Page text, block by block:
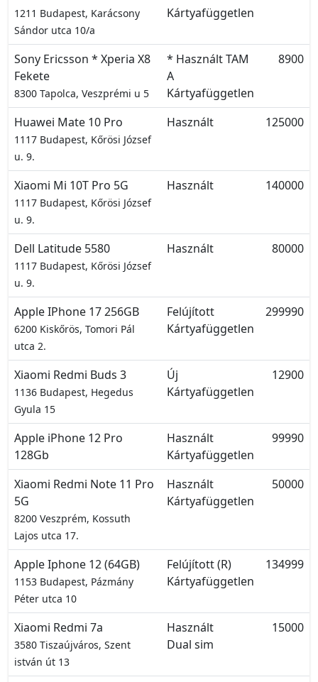
1211 Budapest, Karácsony
Sándor utca 10/a
Kártyafüggetlen
Sony Ericsson * Xperia X8
Fekete
8300 Tapolca, Veszprémi u 5
* Használt TAM
A
Kártyafüggetlen
8900
Huawei Mate 10 Pro
1117 Budapest, Kőrösi József
u. 9.
Használt 125000
Xiaomi Mi 10T Pro 5G
1117 Budapest, Kőrösi József
u. 9.
Használt 140000
Dell Latitude 5580
1117 Budapest, Kőrösi József
u. 9.
Használt 80000
Apple IPhone 17 256GB
6200 Kiskőrös, Tomori Pál
utca 2.
Felújított
Kártyafüggetlen
299990
Xiaomi Redmi Buds 3
1136 Budapest, Hegedus
Gyula 15
Új
Kártyafüggetlen
12900
Apple iPhone 12 Pro
128Gb
Használt
Kártyafüggetlen
99990
Xiaomi Redmi Note 11 Pro
5G
8200 Veszprém, Kossuth
Lajos utca 17.
Használt
Kártyafüggetlen
50000
Apple Iphone 12 (64GB)
1153 Budapest, Pázmány
Péter utca 10
Felújított (R)
Kártyafüggetlen
134999
Xiaomi Redmi 7a
3580 Tiszaújváros, Szent
istván út 13
Használt
Dual sim
15000